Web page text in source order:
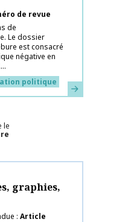
de revue
de
Le dossier
est consacré
négative en
politique En savoir plus
le
graphies,
Article